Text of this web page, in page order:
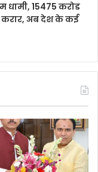
धामी, 15475 करोड
करार, अब देश के कई